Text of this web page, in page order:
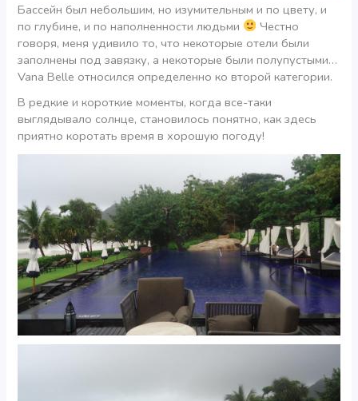
Бассейн был небольшим, но изумительным и по цвету, и
по глубине, и по наполненности людьми
Честно
говоря, меня удивило то, что некоторые отели были
заполнены под завязку, а некоторые были полупустыми…
Vana Belle относился определенно ко второй категории.
В редкие и короткие моменты, когда все-таки
выглядывало солнце, становилось понятно, как здесь
приятно коротать время в хорошую погоду!